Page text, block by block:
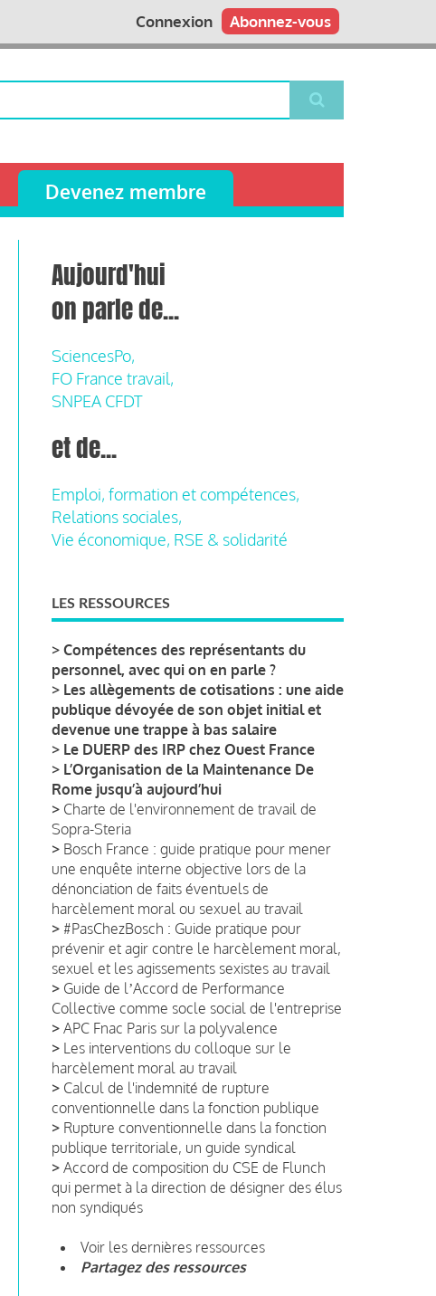
Abonnez-vous
Connexion
Devenez membre
Aujourd'hui
on parle de...
SciencesPo,
FO France travail,
SNPEA CFDT
et de...
Emploi, formation et compétences,
Relations sociales,
Vie économique, RSE & solidarité
LES RESSOURCES
> Compétences des représentants du
personnel, avec qui on en parle ?
> Les allègements de cotisations : une aide
publique dévoyée de son objet initial et
devenue une trappe à bas salaire
> Le DUERP des IRP chez Ouest France
> L’Organisation de la Maintenance De
Rome jusqu’à aujourd’hui
> Charte de l'environnement de travail de
Sopra-Steria
> Bosch France : guide pratique pour mener
une enquête interne objective lors de la
dénonciation de faits éventuels de
harcèlement moral ou sexuel au travail
> #PasChezBosch : Guide pratique pour
prévenir et agir contre le harcèlement moral,
sexuel et les agissements sexistes au travail
> Guide de lʼAccord de Performance
Collective comme socle social de l'entreprise
> APC Fnac Paris sur la polyvalence
> Les interventions du colloque sur le
harcèlement moral au travail
> Calcul de l'indemnité de rupture
conventionnelle dans la fonction publique
> Rupture conventionnelle dans la fonction
publique territoriale, un guide syndical
> Accord de composition du CSE de Flunch
qui permet à la direction de désigner des élus
non syndiqués
Voir les dernières ressources
Partagez des ressources